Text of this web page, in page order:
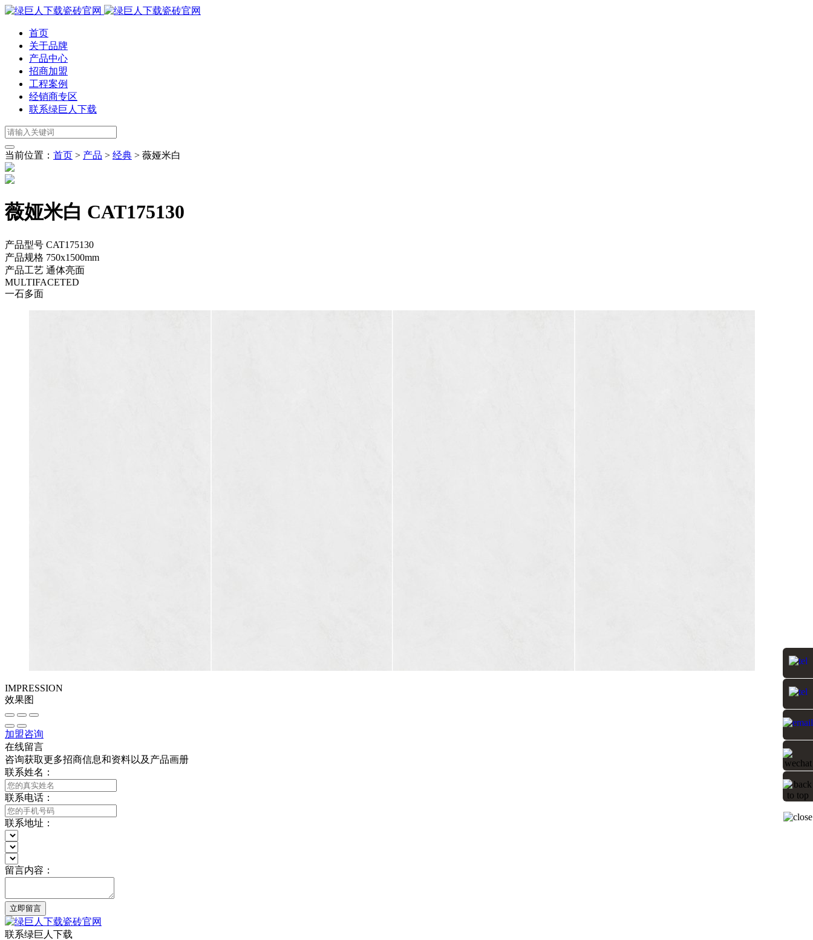
首页
关于品牌
产品中心
招商加盟
工程案例
经销商专区
联系绿巨人下载
当前位置： 首页 > 产品 > 经典 > 薇娅米白
薇娅米白 CAT175130
产品型号 CAT175130
产品规格 750x1500mm
产品工艺 通体亮面
MULTIFACETED
一石多面
IMPRESSION
效果图
加盟咨询
在线留言
咨询获取更多招商信息和资料以及产品画册
联系姓名：
联系电话：
联系地址：
留言内容：
立即留言
联系绿巨人下载